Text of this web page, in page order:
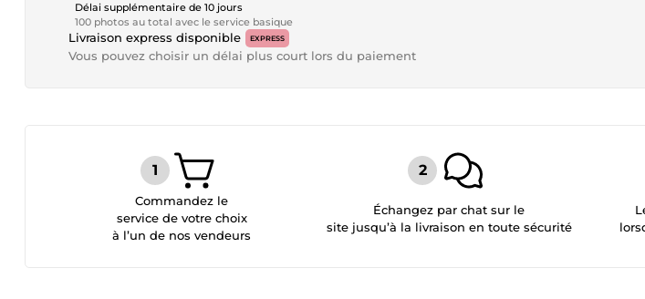
Délai supplémentaire de 10 jours
100 photos au total avec le service basique
Livraison express disponible EXPRESS
Vous pouvez choisir un délai plus court lors du paiement
Commandez le
service de votre choix
à l’un de nos vendeurs
Échangez par chat sur le
site jusqu’à la livraison en toute sécurité